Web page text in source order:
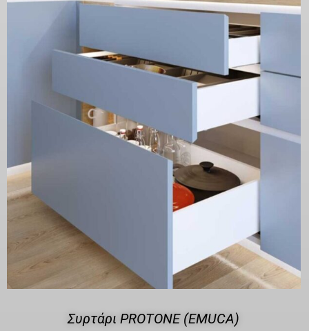
Συρτάρι PROTONE (EMUCA)